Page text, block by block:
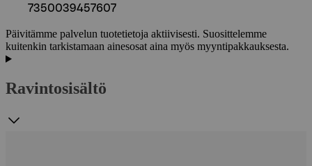
7350039457607
Päivitämme palvelun tuotetietoja aktiivisesti. Suosittelemme
kuitenkin tarkistamaan ainesosat aina myös myyntipakkauksesta.
Ravintosisältö